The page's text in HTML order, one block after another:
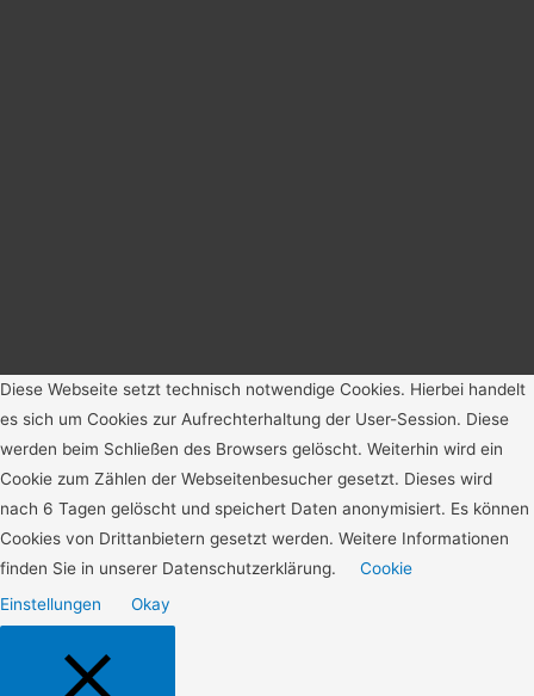
Diese Webseite setzt technisch notwendige Cookies. Hierbei handelt
es sich um Cookies zur Aufrechterhaltung der User-Session. Diese
werden beim Schließen des Browsers gelöscht. Weiterhin wird ein
Cookie zum Zählen der Webseitenbesucher gesetzt. Dieses wird
nach 6 Tagen gelöscht und speichert Daten anonymisiert. Es können
Cookies von Drittanbietern gesetzt werden. Weitere Informationen
finden Sie in unserer Datenschutzerklärung.
Cookie
Einstellungen
Okay